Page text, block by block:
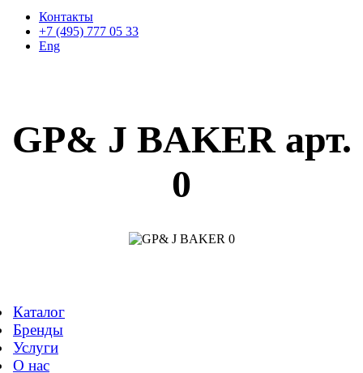
Контакты
+7 (495) 777 05 33
Eng
GP& J BAKER арт.
0
Каталог
Бренды
Услуги
О нас